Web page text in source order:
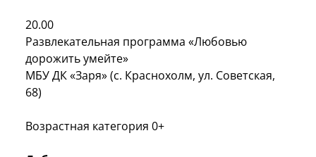
20.00
Развлекательная программа «Любовью
дорожить умейте»
МБУ ДК «Заря» (с. Краснохолм, ул. Советская,
68)
Возрастная категория 0+